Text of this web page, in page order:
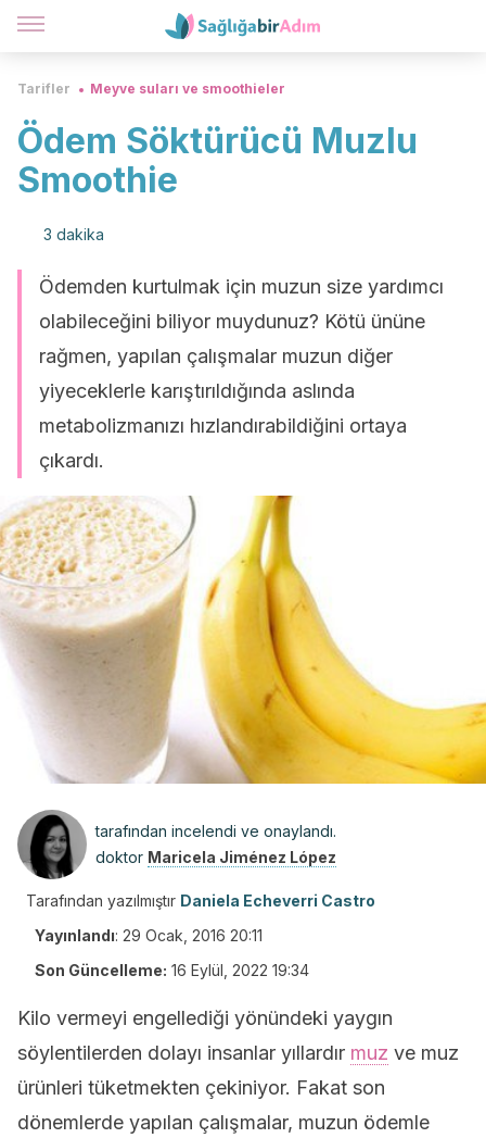
Tarifler Meyve suları ve smoothieler
Ödem Söktürücü Muzlu
Smoothie
3 dakika
Ödemden kurtulmak için muzun size yardımcı
olabileceğini biliyor muydunuz? Kötü ününe
rağmen, yapılan çalışmalar muzun diğer
yiyeceklerle karıştırıldığında aslında
metabolizmanızı hızlandırabildiğini ortaya
çıkardı.
tarafından incelendi ve onaylandı.
doktor Maricela Jiménez López
Tarafından yazılmıştır Daniela Echeverri Castro
Yayınlandı: 29 Ocak, 2016 20:11
Son Güncelleme: 16 Eylül, 2022 19:34
Kilo vermeyi engellediği yönündeki yaygın
söylentilerden dolayı insanlar yıllardır muz ve muz
ürünleri tüketmekten çekiniyor. Fakat son
dönemlerde yapılan çalışmalar, muzun ödemle